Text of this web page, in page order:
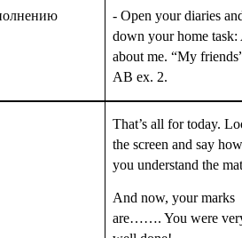
- Open your diaries
down your home
about me. “My
AB ex. 2.
That’s all for today.
the screen and say
you understand the
And now, your marks
are……. You were